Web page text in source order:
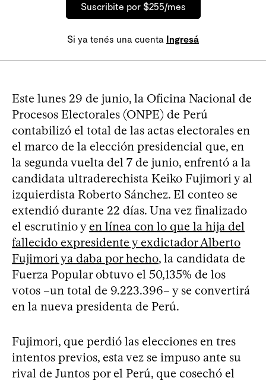
Suscribite por $255/mes
Si ya tenés una cuenta Ingresá
Este lunes 29 de junio, la Oficina Nacional de
Procesos Electorales (ONPE) de Perú
contabilizó el total de las actas electorales en
el marco de la elección presidencial que, en
la segunda vuelta del 7 de junio, enfrentó a la
candidata ultraderechista Keiko Fujimori y al
izquierdista Roberto Sánchez. El conteo se
extendió durante 22 días. Una vez finalizado
el escrutinio yen línea con lo que la hija del
fallecido expresidente y exdictador Alberto
Fujimori ya daba por hecho, la candidata de
Fuerza Popular obtuvo el 50,135% de los
votos –un total de 9.223.396– y se convertirá
en la nueva presidenta de Perú.
Fujimori, que perdió las elecciones en tres
intentos previos, esta vez se impuso ante su
rival de Juntos por el Perú, que cosechó el